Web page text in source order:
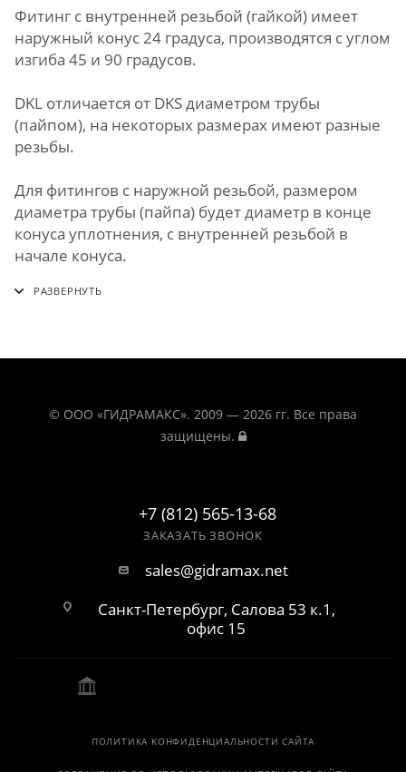
Фитинг с внутренней резьбой (гайкой) имеет
наружный конус 24 градуса, производятся с углом
изгиба 45 и 90 градусов.
DKL отличается от DKS диаметром трубы
(пайпом), на некоторых размерах имеют разные
резьбы.
Для фитингов с наружной резьбой, размером
диаметра трубы (пайпа) будет диаметр в конце
конуса уплотнения, с внутренней резьбой в
начале конуса.
© ООО «ГИДРАМАКС». 2009 — 2026 гг. Все права
защищены.
+7 (812) 565-13-68
ЗАКАЗАТЬ ЗВОНОК
sales@gidramax.net
Санкт-Петербург, Салова 53 к.1,
офис 15
ПОЛИТИКА КОНФИДЕНЦИАЛЬНОСТИ САЙТА